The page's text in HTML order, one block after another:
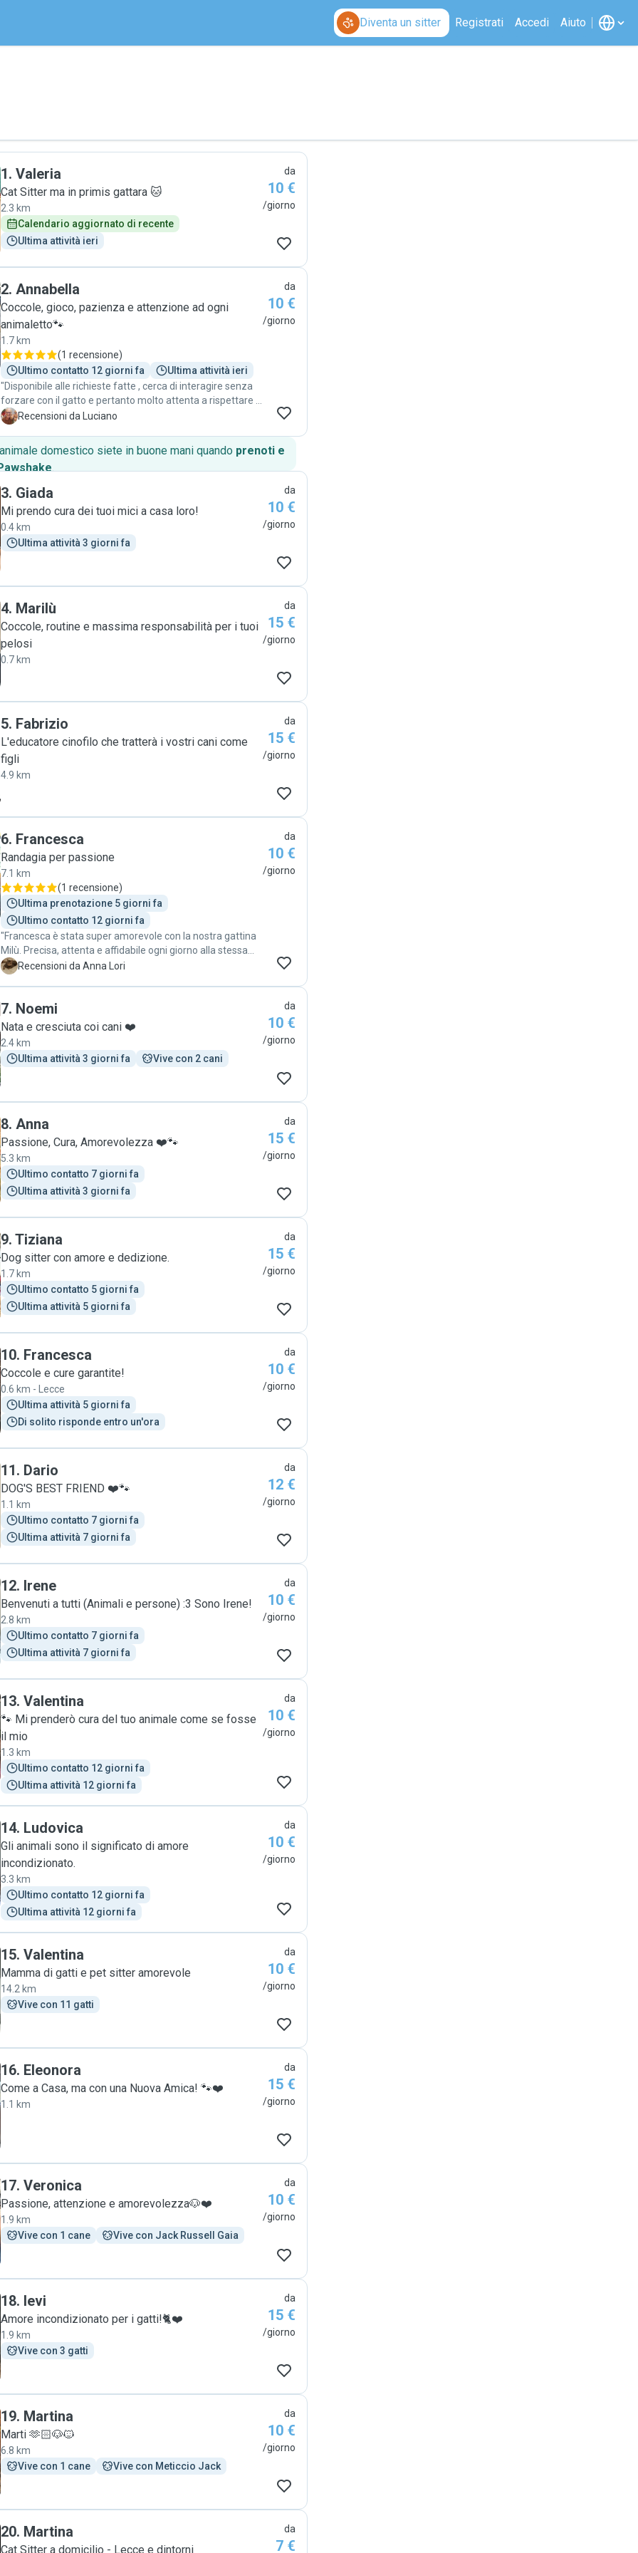
Diventa un sitter Registrati Accedi Aiuto
1. Valeria
Cat Sitter ma in primis gattara 🐱
2.3 km
Calendario aggiornato di recente
Ultima attività ieri
da
10 €
/giorno
2. Annabella
Coccole, gioco, pazienza e attenzione ad ogni
animaletto🐾
1.7 km
(1 recensione)
Ultimo contatto 12 giorni fa
Ultima attività ieri
"Disponibile alle richieste fatte , cerca di interagire senza
forzare con il gatto e pertanto molto attenta a rispettare il
carattere dell’animale. Puntuale nelle visite corredate da
L Recensioni da Luciano
da
10 €
/giorno
domestico siete in buone mani quando prenoti e
.
3. Giada
Mi prendo cura dei tuoi mici a casa loro!
0.4 km
Ultima attività 3 giorni fa
da
10 €
/giorno
4. Marilù
Coccole, routine e massima responsabilità per i tuoi
pelosi
0.7 km
da
15 €
/giorno
5. Fabrizio
L'educatore cinofilo che tratterà i vostri cani come
figli
4.9 km
da
15 €
/giorno
6. Francesca
Randagia per passione
7.1 km
(1 recensione)
Ultima prenotazione 5 giorni fa
Ultimo contatto 12 giorni fa
"Francesca è stata super amorevole con la nostra gattina
Milù. Precisa, attenta e affidabile ogni giorno alla stessa
ora ha provveduto ad accudire e coccolare la nostra
Chiaramente Milù si è innamorata di lei! Grazie
Francesca!!!!"
A Recensioni da Anna Lori
da
10 €
/giorno
7. Noemi
Nata e cresciuta coi cani ❤️
2.4 km
Ultima attività 3 giorni fa
Vive con 2 cani
da
10 €
/giorno
8. Anna
Passione, Cura, Amorevolezza ❤️🐾
5.3 km
Ultimo contatto 7 giorni fa
Ultima attività 3 giorni fa
da
15 €
/giorno
9. Tiziana
Dog sitter con amore e dedizione.
1.7 km
Ultimo contatto 5 giorni fa
Ultima attività 5 giorni fa
da
15 €
/giorno
10. Francesca
Coccole e cure garantite!
0.6 km - Lecce
Ultima attività 5 giorni fa
Di solito risponde entro un'ora
da
10 €
/giorno
11. Dario
DOG'S BEST FRIEND ❤️🐾
1.1 km
Ultimo contatto 7 giorni fa
Ultima attività 7 giorni fa
da
12 €
/giorno
12. Irene
Benvenuti a tutti (Animali e persone) :3 Sono Irene!
2.8 km
Ultimo contatto 7 giorni fa
Ultima attività 7 giorni fa
da
10 €
/giorno
13. Valentina
🐾 Mi prenderò cura del tuo animale come se fosse
il mio
1.3 km
Ultimo contatto 12 giorni fa
Ultima attività 12 giorni fa
da
10 €
/giorno
14. Ludovica
Gli animali sono il significato di amore
incondizionato.
3.3 km
Ultimo contatto 12 giorni fa
Ultima attività 12 giorni fa
da
10 €
/giorno
15. Valentina
Mamma di gatti e pet sitter amorevole
14.2 km
Vive con 11 gatti
da
10 €
/giorno
16. Eleonora
Come a Casa, ma con una Nuova Amica! 🐾❤️
1.1 km
da
15 €
/giorno
17. Veronica
Passione, attenzione e amorevolezza🐶❤️
1.9 km
Vive con 1 cane
Vive con Jack Russell Gaia
da
10 €
/giorno
18. levi
Amore incondizionato per i gatti!🐈❤️
1.9 km
Vive con 3 gatti
da
15 €
/giorno
19. Martina
Marti 🫶🏻🐶🐱
6.8 km
Vive con 1 cane
Vive con Meticcio Jack
da
10 €
/giorno
20. Martina
Cat Sitter a domicilio - Lecce e dintorni
da
7 €